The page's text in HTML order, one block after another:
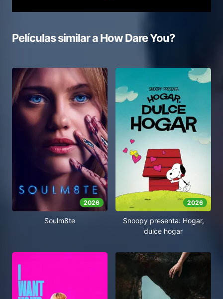
Películas similar aHow Dare You?
2026
Soulm8te
2026
Snoopy presenta: Hogar,
dulce hogar